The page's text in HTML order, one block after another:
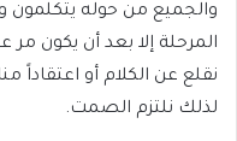
والجميع من حوله يتكلمون
المرحلة إلا بعد أن يكون مر
نقلع عن الكلام أو اعتقاداً
لذلك نلتزم الصمت.